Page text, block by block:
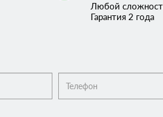
Любой
Гарантия 2 года